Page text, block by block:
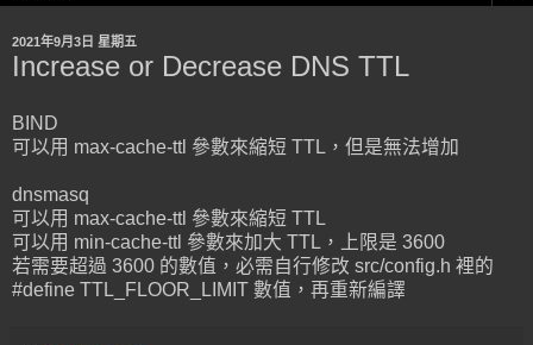
2021年9月3日 星期五
Increase or Decrease DNS TTL
BIND
可以用 max-cache-ttl 參數來縮短 TTL，但是無法增加
dnsmasq
可以用 max-cache-ttl 參數來縮短 TTL
可以用 min-cache-ttl 參數來加大 TTL，上限是 3600
若需要超過 3600 的數值，必需自行修改 src/config.h 裡的
#define TTL_FLOOR_LIMIT 數值，再重新編譯